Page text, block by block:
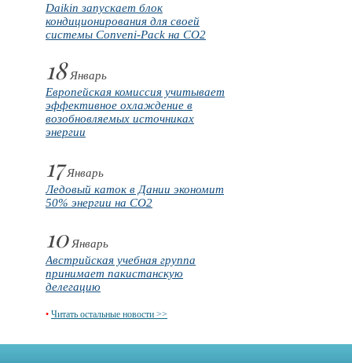
Daikin запускает блок
кондиционирования для своей
системы Conveni-Pack на CO2
18Январь
Европейская комиссия учитывает
эффективное охлаждение в
возобновляемых источниках
энергии
17Январь
Ледовый каток в Дании экономит
50% энергии на CO2
10Январь
Австрийская учебная группа
принимает пакистанскую
делегацию
• Читать остальные новости >>